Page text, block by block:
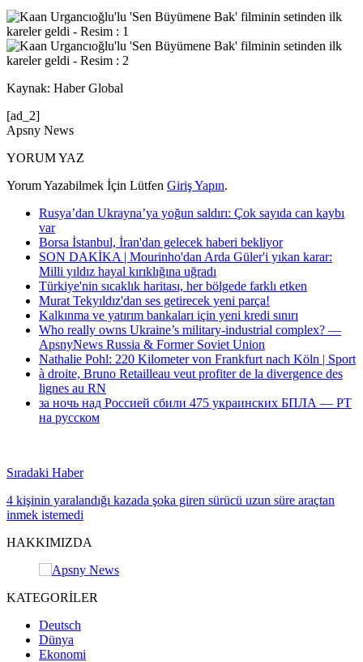
Kaynak: Haber Global
[ad_2]
Apsny News
YORUM YAZ
Yorum Yazabilmek İçin Lütfen Giriş Yapın.
Rusya’dan Ukrayna’ya yoğun saldırı: Çok sayıda can kaybı
var
Borsa İstanbul, İran'dan gelecek haberi bekliyor
SON DAKİKA | Mourinho'dan Arda Güler'i yıkan karar:
Milli yıldız hayal kırıklığına uğradı
Türkiye'nin sıcaklık haritası, her bölgede farklı etken
Murat Tekyıldız'dan ses getirecek yeni parça!
Kalkınma ve yatırım bankaları için yeni kredi sınırı
Who really owns Ukraine’s military-industrial complex? —
ApsnyNews Russia & Former Soviet Union
Nathalie Pohl: 220 Kilometer von Frankfurt nach Köln | Sport
à droite, Bruno Retailleau veut profiter de la divergence des
lignes au RN
за ночь над Россией сбили 475 украинских БПЛА — РТ
на русском
Sıradaki Haber
4 kişinin yaralandığı kazada şoka giren sürücü uzun süre araçtan
inmek istemedi
HAKKIMIZDA
KATEGORİLER
Deutsch
Dünya
Ekonomi